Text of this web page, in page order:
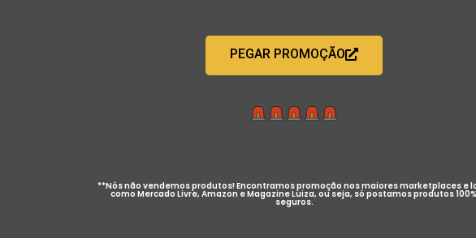
PEGAR PROMOÇÃO
**Nós não vendemos produtos! Encontramos promoção nos maiores marketplaces e
como Mercado Livre, Amazon e Magazine Luiza, ou seja, só postamos produtos 100%
seguros.